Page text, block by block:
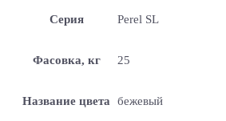
Серия Perel SL
Фасовка, кг 25
Название цвета бежевый